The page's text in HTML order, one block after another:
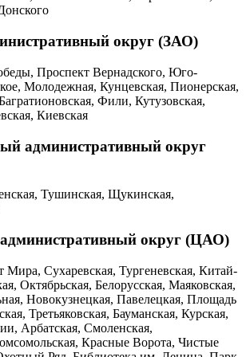
округ (ЗАО)
Проспект Вернадского, Юго-
Молодежная, Кунцевская, Пионерская,
Фили, Кутузовская,
Киевская
административный округ
Тушинская, Щукинская,
округ (ЦАО)
Мира, Сухаревская, Тургеневская, Китай-
Октябрьская, Белорусская, Маяковская,
Новокузнецкая, Павелецкая, Площадь
Третьяковская, Бауманская, Курская,
Арбатская, Смоленская,
Красные Ворота, Чистые